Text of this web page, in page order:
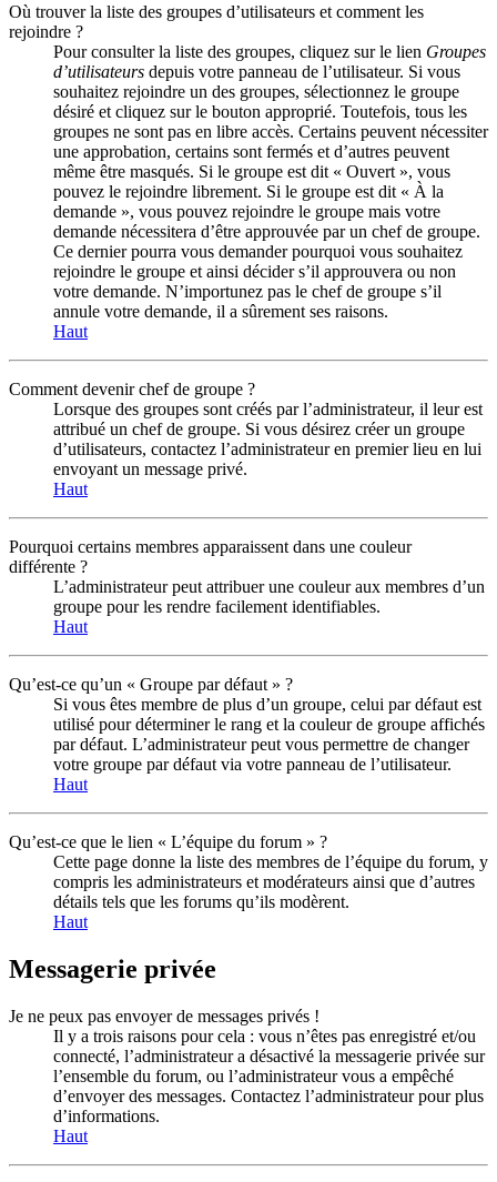
Où trouver la liste des groupes d’utilisateurs et comment les
rejoindre ?
Pour consulter la liste des groupes, cliquez sur le lien Groupes
d’utilisateurs depuis votre panneau de l’utilisateur. Si vous
souhaitez rejoindre un des groupes, sélectionnez le groupe
désiré et cliquez sur le bouton approprié. Toutefois, tous les
groupes ne sont pas en libre accès. Certains peuvent nécessiter
une approbation, certains sont fermés et d’autres peuvent
même être masqués. Si le groupe est dit « Ouvert », vous
pouvez le rejoindre librement. Si le groupe est dit « À la
demande », vous pouvez rejoindre le groupe mais votre
demande nécessitera d’être approuvée par un chef de groupe.
Ce dernier pourra vous demander pourquoi vous souhaitez
rejoindre le groupe et ainsi décider s’il approuvera ou non
votre demande. N’importunez pas le chef de groupe s’il
annule votre demande, il a sûrement ses raisons.
Haut
Comment devenir chef de groupe ?
Lorsque des groupes sont créés par l’administrateur, il leur est
attribué un chef de groupe. Si vous désirez créer un groupe
d’utilisateurs, contactez l’administrateur en premier lieu en lui
envoyant un message privé.
Haut
Pourquoi certains membres apparaissent dans une couleur
différente ?
L’administrateur peut attribuer une couleur aux membres d’un
groupe pour les rendre facilement identifiables.
Haut
Qu’est-ce qu’un « Groupe par défaut » ?
Si vous êtes membre de plus d’un groupe, celui par défaut est
utilisé pour déterminer le rang et la couleur de groupe affichés
par défaut. L’administrateur peut vous permettre de changer
votre groupe par défaut via votre panneau de l’utilisateur.
Haut
Qu’est-ce que le lien « L’équipe du forum » ?
Cette page donne la liste des membres de l’équipe du forum, y
compris les administrateurs et modérateurs ainsi que d’autres
détails tels que les forums qu’ils modèrent.
Haut
Messagerie privée
Je ne peux pas envoyer de messages privés !
Il y a trois raisons pour cela : vous n’êtes pas enregistré et/ou
connecté, l’administrateur a désactivé la messagerie privée sur
l’ensemble du forum, ou l’administrateur vous a empêché
d’envoyer des messages. Contactez l’administrateur pour plus
d’informations.
Haut